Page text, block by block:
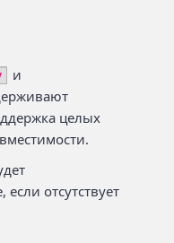
и
целых
отсутствует